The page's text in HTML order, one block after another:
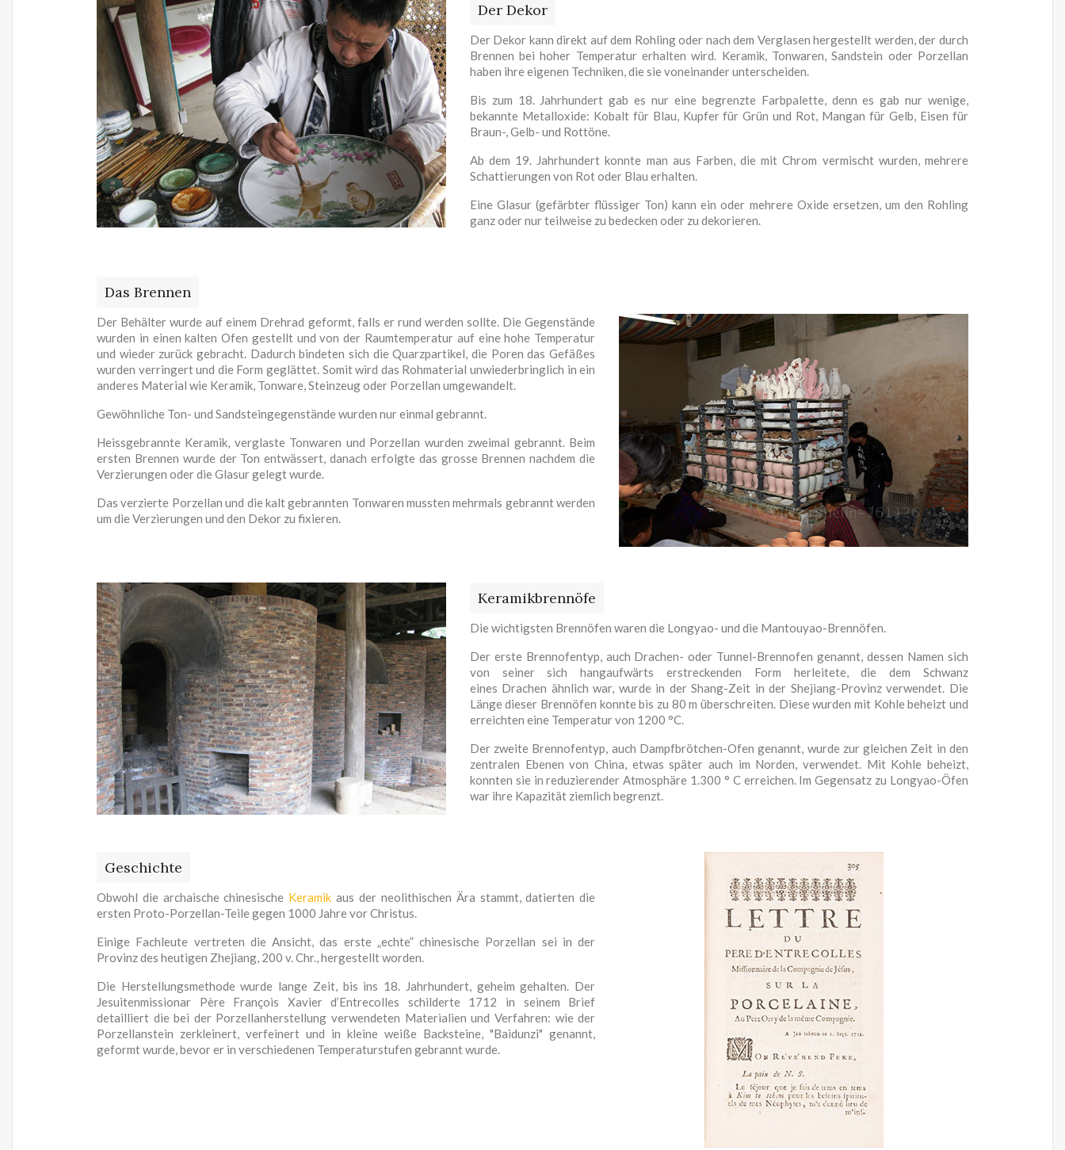
Der Dekor
Der Dekor kann direkt auf dem Rohling oder nach dem Verglasen hergestellt werden, der durch
Brennen bei hoher Temperatur erhalten wird. Keramik, Tonwaren, Sandstein oder Porzellan
haben ihre eigenen Techniken, die sie voneinander unterscheiden.
Bis zum 18. Jahrhundert gab es nur eine begrenzte Farbpalette, denn es gab nur wenige,
bekannte Metalloxide: Kobalt für Blau, Kupfer für Grün und Rot, Mangan für Gelb, Eisen für
Braun-, Gelb- und Rottöne.
Ab dem 19. Jahrhundert konnte man aus Farben, die mit Chrom vermischt wurden, mehrere
Schattierungen von Rot oder Blau erhalten.
Eine Glasur (gefärbter flüssiger Ton) kann ein oder mehrere Oxide ersetzen, um den Rohling
ganz oder nur teilweise zu bedecken oder zu dekorieren.
Das Brennen
Der Behälter wurde auf einem Drehrad geformt, falls er rund werden sollte. Die Gegenstände
wurden in einen kalten Ofen gestellt und von der Raumtemperatur auf eine hohe Temperatur
und wieder zurück gebracht. Dadurch bindeten sich die Quarzpartikel, die Poren das Gefäßes
wurden verringert und die Form geglättet. Somit wird das Rohmaterial unwiederbringlich in ein
anderes Material wie Keramik, Tonware, Steinzeug oder Porzellan umgewandelt.
Gewöhnliche Ton- und Sandsteingegenstände wurden nur einmal gebrannt.
Heissgebrannte Keramik, verglaste Tonwaren und Porzellan wurden zweimal gebrannt. Beim
ersten Brennen wurde der Ton entwässert, danach erfolgte das grosse Brennen nachdem die
Verzierungen oder die Glasur gelegt wurde.
Das verzierte Porzellan und die kalt gebrannten Tonwaren mussten mehrmals gebrannt werden
um die Verzierungen und den Dekor zu fixieren.
Keramikbrennöfe
Die wichtigsten Brennöfen waren die Longyao- und die Mantouyao-Brennöfen.
Der erste Brennofentyp, auch Drachen- oder Tunnel-Brennofen genannt, dessen Namen sich
von seiner sich hangaufwärts erstreckenden Form herleitete, die dem Schwanz
eines Drachen ähnlich war, wurde in der Shang-Zeit in der Shejiang-Provinz verwendet. Die
Länge dieser Brennöfen konnte bis zu 80 m überschreiten. Diese wurden mit Kohle beheizt und
erreichten eine Temperatur von 1200 °C.
Der zweite Brennofentyp, auch Dampfbrötchen-Ofen genannt, wurde zur gleichen Zeit in den
zentralen Ebenen von China, etwas später auch im Norden, verwendet. Mit Kohle beheizt,
konnten sie in reduzierender Atmosphäre 1.300 ° C erreichen. Im Gegensatz zu Longyao-Öfen
war ihre Kapazität ziemlich begrenzt.
Geschichte
Obwohl die archaische chinesische Keramik aus der neolithischen Ära stammt, datierten die
ersten Proto-Porzellan-Teile gegen 1000 Jahre vor Christus.
Einige Fachleute vertreten die Ansicht, das erste „echte” chinesische Porzellan sei in der
Provinz des heutigen Zhejiang, 200 v. Chr., hergestellt worden.
Die Herstellungsmethode wurde lange Zeit, bis ins 18. Jahrhundert, geheim gehalten. Der
Jesuitenmissionar Père François Xavier d’Entrecolles schilderte 1712 in seinem Brief
detailliert die bei der Porzellanherstellung verwendeten Materialien und Verfahren: wie der
Porzellanstein zerkleinert, verfeinert und in kleine weiße Backsteine, "Baidunzi" genannt,
geformt wurde, bevor er in verschiedenen Temperaturstufen gebrannt wurde.